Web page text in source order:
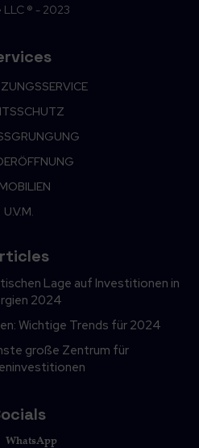
LLC ® - 2023
U.V.M.
Lage auf Investitionen in
2024
Wichtige Trends für 2024
große Zentrum für
WhatsApp